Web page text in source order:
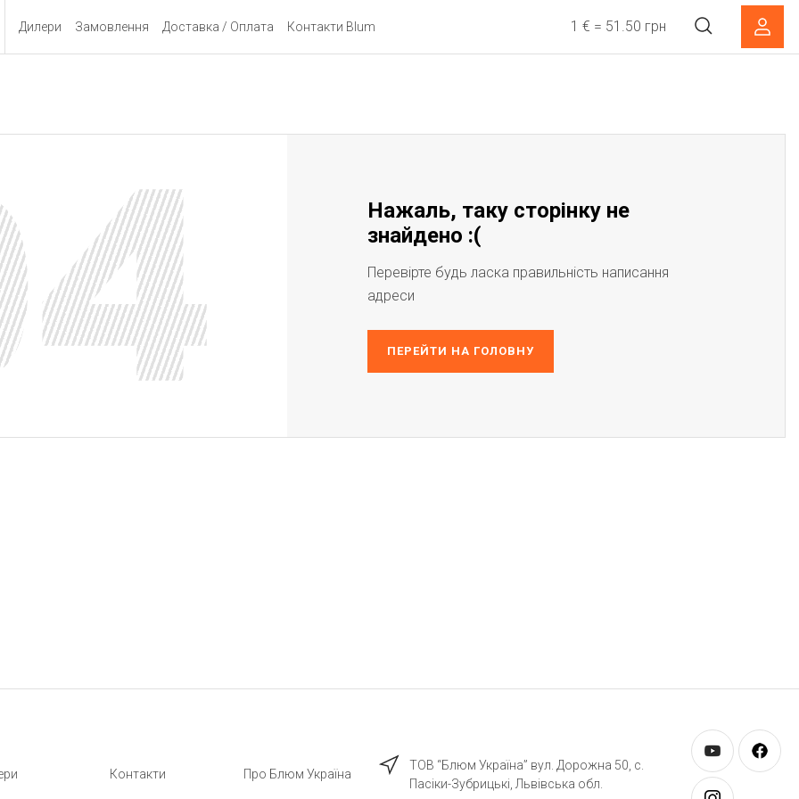
Дилери Замовлення Доставка / Оплата Контакти Blum 1 € = 51.50 грн
Нажаль, таку сторінку не
знайдено :(
Перевірте будь ласка правильність написання
адреси
ПЕРЕЙТИ НА ГОЛОВНУ
Контакти Про Блюм Україна
ТОВ “Блюм Україна” вул. Дорожна 50, c.
Пасіки-Зубрицькі, Львівська обл.